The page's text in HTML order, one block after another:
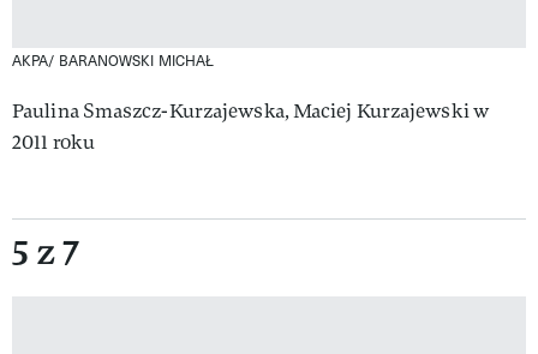
AKPA/ BARANOWSKI MICHAŁ
Paulina Smaszcz-Kurzajewska, Maciej Kurzajewski w
2011 roku
5 z 7